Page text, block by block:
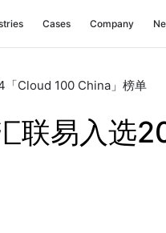
Cases Company
「Cloud 100 China」榜单
联易入选